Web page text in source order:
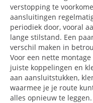
verstopping te
aansluitingen
periodiek door, vooral
lange stilstand. Een
verschil maken in
Voor een nette
juiste koppelingen en
aan aansluitstukken,
waarmee je je route
alles opnieuw te